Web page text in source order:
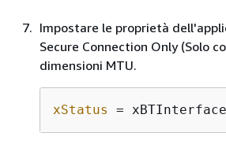
Impostare le proprietà
Secure Connection Only (Solo
dimensioni MTU.
xStatus =